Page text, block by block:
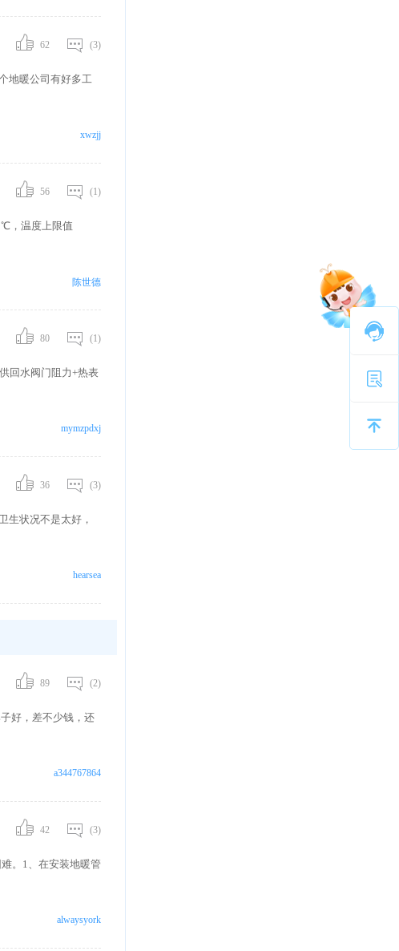
(3)
62
地暖公司有好多工
xwzjj
(1)
56
，温度上限值
陈世德
(1)
80
回水阀门阻力+热表
mymzpdxj
(3)
36
生状况不是太好，
hearsea
(2)
89
好，差不少钱，还
a344767864
(3)
42
。1、在安装地暖管
alwaysyork